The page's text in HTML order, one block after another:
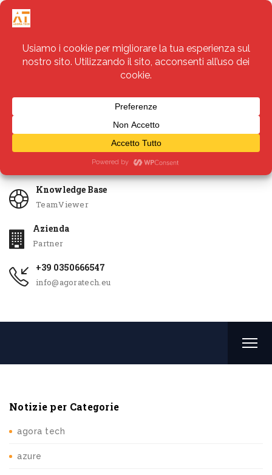
Servizi
Knowledge Base
TeamViewer
Azienda
Partner
+39 0350666547
info@agoratech.eu
Notizie per Categorie
agora tech
azure